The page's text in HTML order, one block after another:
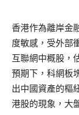
香港作為離岸金
度敏感，受外部
互聯網中概股，
預期下，科網板
出中國資產的樞
港股的現象，大